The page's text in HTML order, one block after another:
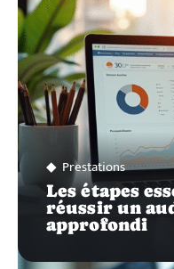
Prestations
Les étapes
réussir un
approfondi